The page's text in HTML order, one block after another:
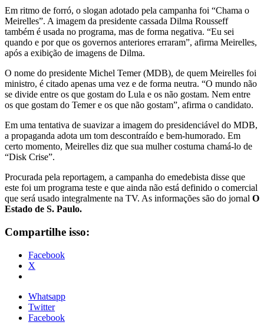
Em ritmo de forró, o slogan adotado pela campanha foi “Chama o
Meirelles”. A imagem da presidente cassada Dilma Rousseff
também é usada no programa, mas de forma negativa. “Eu sei
quando e por que os governos anteriores erraram”, afirma Meirelles,
após a exibição de imagens de Dilma.
O nome do presidente Michel Temer (MDB), de quem Meirelles foi
ministro, é citado apenas uma vez e de forma neutra. “O mundo não
se divide entre os que gostam do Lula e os não gostam. Nem entre
os que gostam do Temer e os que não gostam”, afirma o candidato.
Em uma tentativa de suavizar a imagem do presidenciável do MDB,
a propaganda adota um tom descontraído e bem-humorado. Em
certo momento, Meirelles diz que sua mulher costuma chamá-lo de
“Disk Crise”.
Procurada pela reportagem, a campanha do emedebista disse que
este foi um programa teste e que ainda não está definido o comercial
que será usado integralmente na TV. As informações são do jornal O
Estado de S. Paulo.
Compartilhe isso:
Facebook
X
Whatsapp
Twitter
Facebook